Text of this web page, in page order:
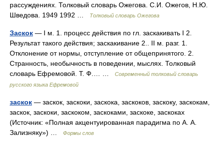
рассуждениях. Толковый словарь Ожегова. С.И. Ожегов, Н.Ю.
Шведова. 1949 1992 …
Толковый словарь Ожегова
Заскок — I м. 1. процесс действия по гл. заскакивать I 2.
Результат такого действия; заскакивание 2.. II м. разг. 1.
Отклонение от нормы, отступление от общепринятого. 2.
Странность, необычность в поведении, мыслях. Толковый
словарь Ефремовой. Т. Ф.… …
Современный толковый словарь
русского языка Ефремовой
заскок — заскок, заскоки, заскока, заскоков, заскоку, заскокам,
заскок, заскоки, заскоком, заскоками, заскоке, заскоках
(Источник: «Полная акцентуированная парадигма по А. А.
Зализняку») …
Формы слов